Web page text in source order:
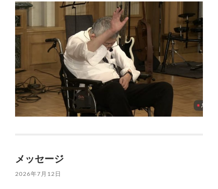
メッセージ
2026年7月12日